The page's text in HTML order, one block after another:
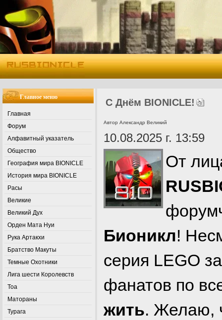
Главное меню
Главная
Форум
Алфавитный указатель
Общество
География мира BIONICLE
История мира BIONICLE
Расы
Великие
Великий Дух
Орден Мата Нуи
Рука Артакхи
Братство Макуты
Темные Охотники
Лига шести Королевств
Тоа
Матораны
Турага
С Днём BIONICLE!
Автор Александр Великий
10.08.2025 г. 13:59
От
Бионикл!
серия LEGO
фанатов по
жить. Желаю,